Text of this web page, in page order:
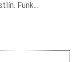
Funk...